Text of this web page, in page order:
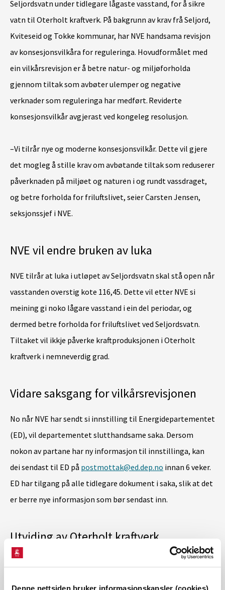
Denne nettsiden bruker informasjonskapsler (cookies)
Seljordsvatn under tidlegare lågaste vasstand, for å sikre
vatn til Oterholt kraftverk. På bakgrunn av krav frå Seljord,
Kviteseid og Tokke kommunar, har NVE handsama revisjon
av konsesjonsvilkåra for reguleringa. Hovudformålet med
ein vilkårsrevisjon er å betre natur- og miljøforholda
gjennom tiltak som avbøter ulemper og negative
verknader som reguleringa har medført. Reviderte
konsesjonsvilkår avgjerast ved kongeleg resolusjon.
–Vi tilrår nye og moderne konsesjonsvilkår. Dette vil gjere
det mogleg å stille krav om avbøtande tiltak som reduserer
påverknaden på miljøet og naturen i og rundt vassdraget,
og betre forholda for friluftslivet, seier Carsten Jensen,
seksjonssjef i NVE.
NVE vil endre bruken av luka
NVE tilrår at luka i utløpet av Seljordsvatn skal stå open når
vasstanden overstig kote 116,45. Dette vil etter NVE si
meining gi noko lågare vasstand i ein del periodar, og
dermed betre forholda for friluftslivet ved Seljordsvatn.
Tiltaket vil ikkje påverke kraftproduksjonen i Oterholt
kraftverk i nemneverdig grad.
Vidare saksgang for vilkårsrevisjonen
No når NVE har sendt si innstilling til Energidepartementet
(ED), vil departementet slutthandsame saka. Dersom
nokon av partane har ny informasjon til innstillinga, kan
dei sendast til ED på postmottak@ed.dep.no innan 6 veker.
ED har tilgang på alle tidlegare dokument i saka, slik at det
er berre nye informasjon som bør sendast inn.
Utviding av Oterholt kraftverk
Nedstrøms Seljordsvatnet planlegg Telemark Energi AS å